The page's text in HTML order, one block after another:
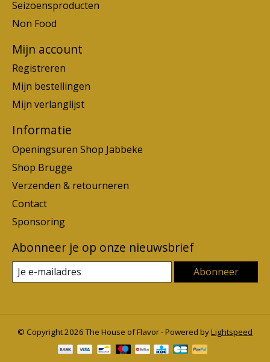
Seizoensproducten
Non Food
Mijn account
Registreren
Mijn bestellingen
Mijn verlanglijst
Informatie
Openingsuren Shop Jabbeke
Shop Brugge
Verzenden & retourneren
Contact
Sponsoring
Abonneer je op onze nieuwsbrief
Abonneer
© Copyright 2026 The House of Flavor - Powered byLightspeed